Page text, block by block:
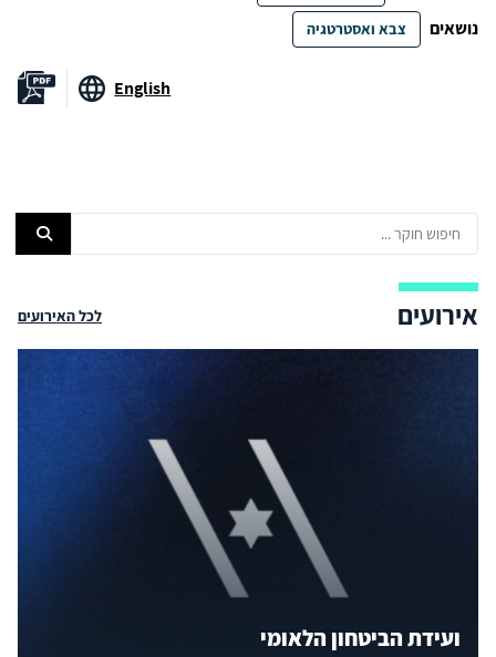
נושאים צבא ואסטרטגיה
English
אירועים לכל האירועים
ועידת הביטחון הלאומי